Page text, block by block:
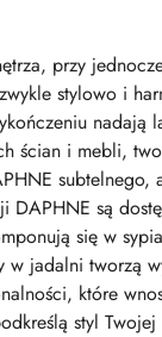
przy
stylowo i
nadają
ścian i mebli,
są
się w
jadalni tworzą
które
styl